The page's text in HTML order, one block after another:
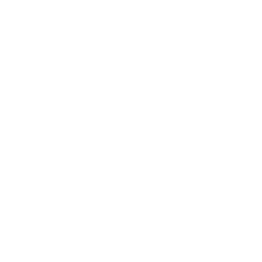
Съемный держатель винтов также
так и выкручивать винты.
сумочке.
поставляется зарядное
составляет 230 об./мин, а
для закручивания/выкручивания
захват. Светодиодный индикатор
винтов в труднодоступных
биты.